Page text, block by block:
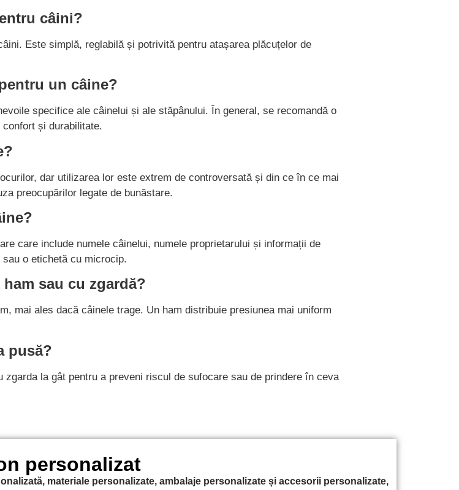
câini?
Este simplă, reglabilă și potrivită pentru atașarea plăcuțelor de
un câine?
specifice ale câinelui și ale stăpânului. În general, se recomandă o
și durabilitate.
dar utilizarea lor este extrem de controversată și din ce în ce mai
preocupărilor legate de bunăstare.
care include numele câinelui, numele proprietarului și informații de
o etichetă cu microcip.
sau cu zgardă?
mai ales dacă câinele trage. Un ham distribuie presiunea mai uniform
pusă?
la gât pentru a preveni riscul de sufocare sau de prindere în ceva
personalizat
materiale personalizate, ambalaje personalizate și accesorii personalizate,